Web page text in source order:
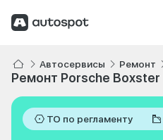
Автосервисы Ремонт
Ремонт Porsche Boxster
ТО по регламенту